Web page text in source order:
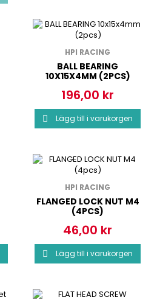
HPI RACING
BALL BEARING
10X15X4MM (2PCS)
Pris
196,00 kr
 Lägg till i varukorgen
HPI RACING
FLANGED LOCK NUT M4
(4PCS)
Pris
46,00 kr
 Lägg till i varukorgen